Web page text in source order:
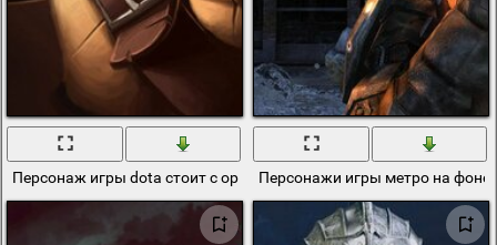
Персонаж игры dota стоит с оружием в боевой стойке
Персонажи игры метро на фоне